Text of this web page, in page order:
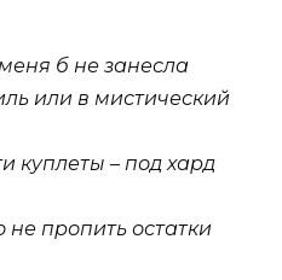
б не занесла
или в мистический
куплеты – под хард
пропить остатки